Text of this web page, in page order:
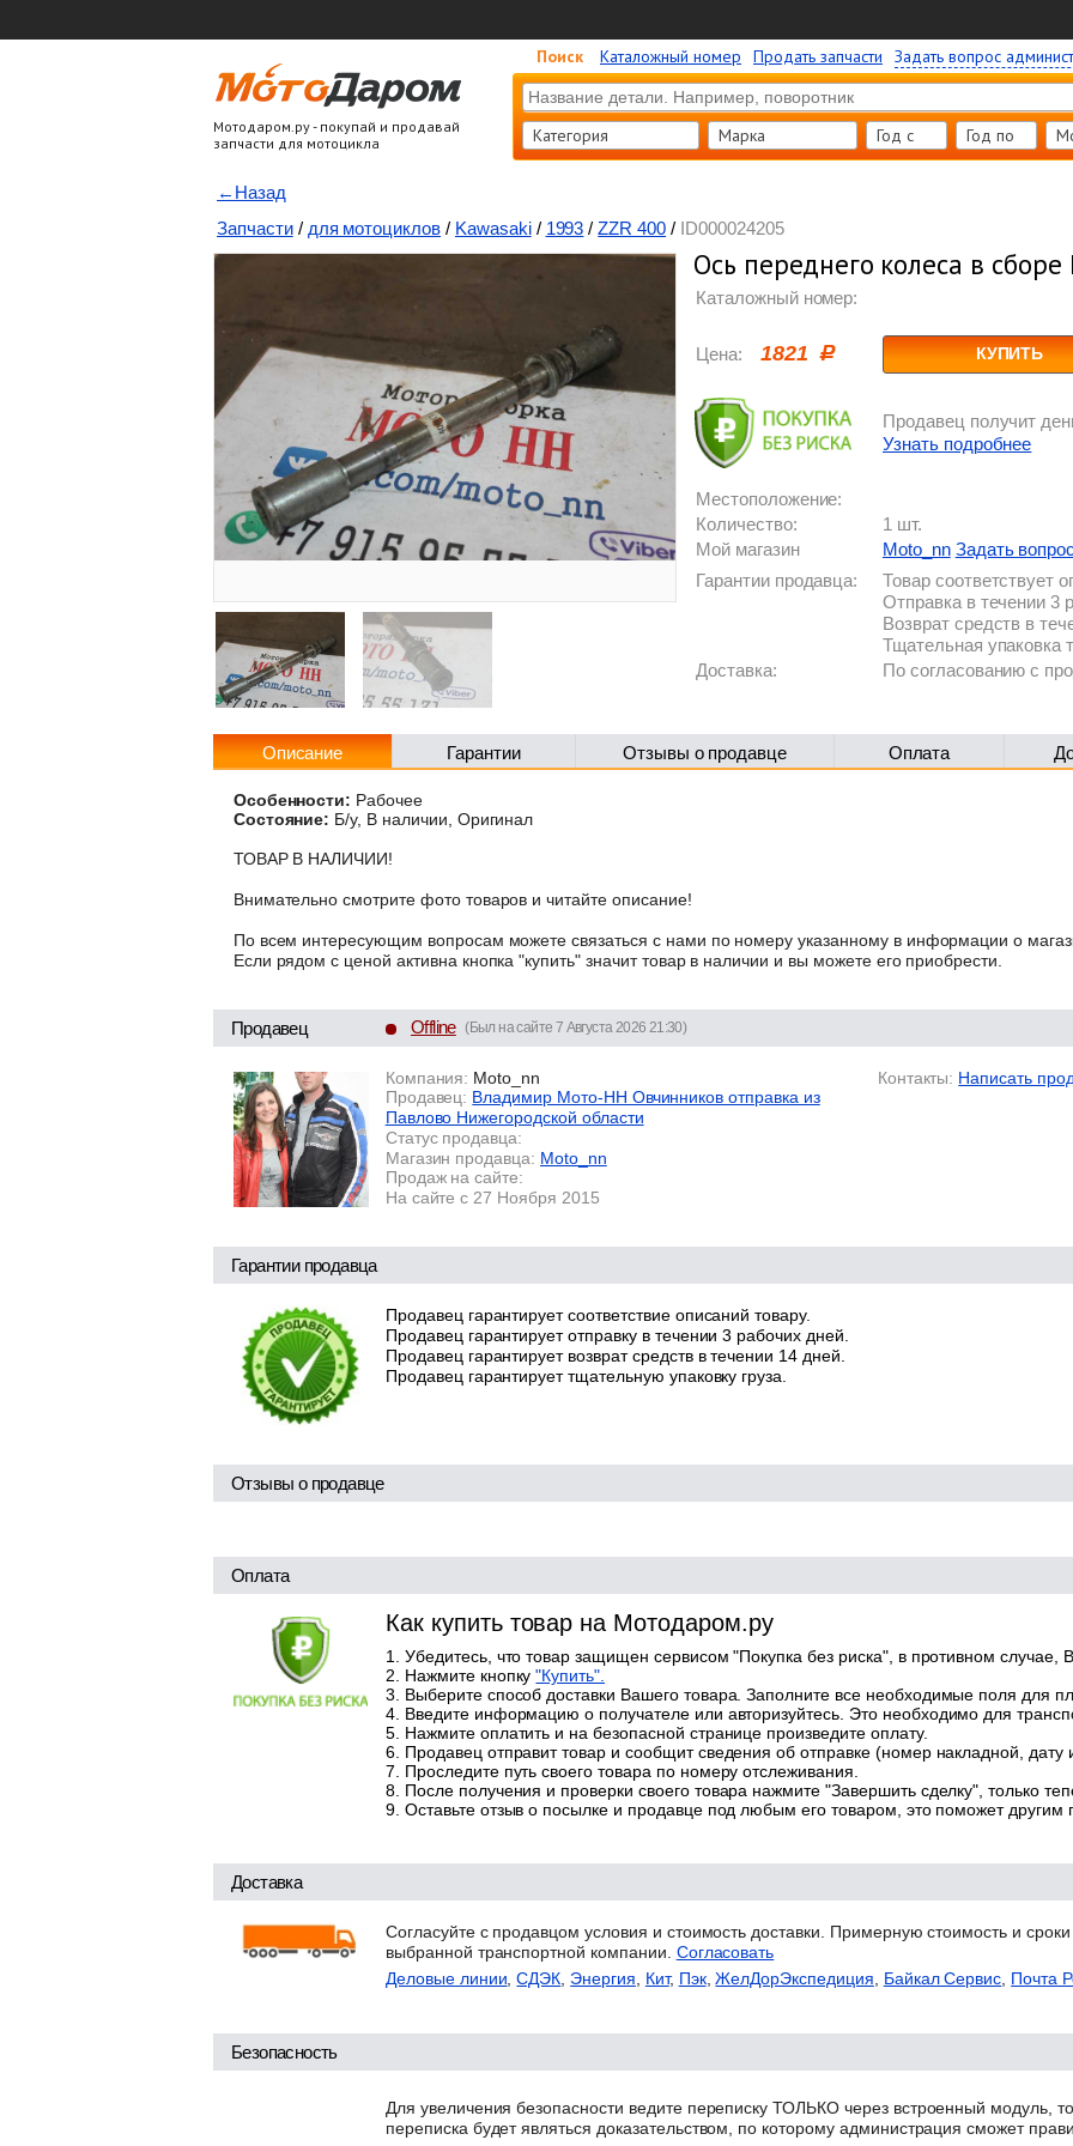
Мотодаром.ру - покупай и продавай
запчасти для мотоцикла
Поиск Каталожный номер Продать запчасти Задать вопрос
Категория Марка Год c Год по
←Назад
Запчасти / для мотоциклов / Kawasaki / 1993 / ZZR 400 / ID000024205
Ось переднего колеса в
Каталожный номер:
Цена: 1821 КУПИТЬ
Продавец получит
Узнать подробнее
Местоположение:
Количество:
1 шт.
Мой магазин
Moto_nn Задать вопрос
Гарантии продавца:
Товар соответствует
Отправка в течении 3
Возврат средств в
Тщательная упаковка
Доставка:
По согласованию с
Описание Гарантии Отзывы о продавце Оплата
Особенности: Рабочее
Состояние: Б/у, В наличии, Оригинал
ТОВАР В НАЛИЧИИ!
Внимательно смотрите фото товаров и читайте описание!
По всем интересующим вопросам можете связаться с нами по номеру указанному в информации о
Если рядом с ценой активна кнопка "купить" значит товар в наличии и вы можете его приобрести.
Продавец Offline (Был на сайте 7 Августа 2026 21:30)
Компания: Moto_nn
Продавец: Владимир Мото-НН Овчинников отправка из
Павлово Нижегородской области
Статус продавца:
Магазин продавца: Moto_nn
Продаж на сайте:
На сайте с 27 Ноября 2015
Контакты: Написать
Гарантии продавца
Продавец гарантирует соответствие описаний товару.
Продавец гарантирует отправку в течении 3 рабочих дней.
Продавец гарантирует возврат средств в течении 14 дней.
Продавец гарантирует тщательную упаковку груза.
Отзывы о продавце
Оплата
Как купить товар на Мотодаром.ру
Убедитесь, что товар защищен сервисом "Покупка без риска", в противном случае,
Нажмите кнопку"Купить".
Выберите способ доставки Вашего товара. Заполните все необходимые поля для
Введите информацию о получателе или авторизуйтесь. Это необходимо для
Нажмите оплатить и на безопасной странице произведите оплату.
Продавец отправит товар и сообщит сведения об отправке (номер накладной, дату
Проследите путь своего товара по номеру отслеживания.
После получения и проверки своего товара нажмите "Завершить сделку", только
Оставьте отзыв о посылке и продавце под любым его товаром, это поможет другим
Доставка
Согласуйте с продавцом условия и стоимость доставки. Примерную стоимость и
выбранной транспортной компании. Согласовать
Деловые линии ,СДЭК Энергия Кит, Пэк,ЖелДорЭкспедиция Байкал Сервис Почта
Безопасность
Для увеличения безопасности ведите переписку ТОЛЬКО через встроенный модуль,
переписка будет являться доказательством, по которому администрация сможет